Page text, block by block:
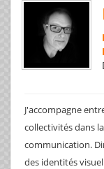
J'accompagne
collectivités dans
communication.
des identités